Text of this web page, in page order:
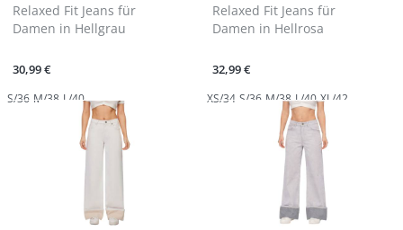
Relaxed Fit Jeans für
Damen in Hellgrau
30,99 €
S/36 M/38 L/40
Relaxed Fit Jeans für
Damen in Hellrosa
32,99 €
XS/34 S/36 M/38 L/40 XL/42